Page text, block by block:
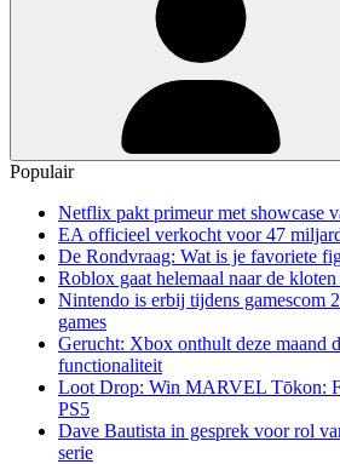
Populair
Netflix pakt primeur met showcase
EA officieel verkocht voor 47
De Rondvraag: Wat is je favoriete
Roblox gaat helemaal naar de
Nintendo is erbij tijdens gamescom
games
Gerucht: Xbox onthult deze maand
functionaliteit
Loot Drop: Win MARVEL Tōkon:
PS5
Dave Bautista in gesprek voor rol
serie